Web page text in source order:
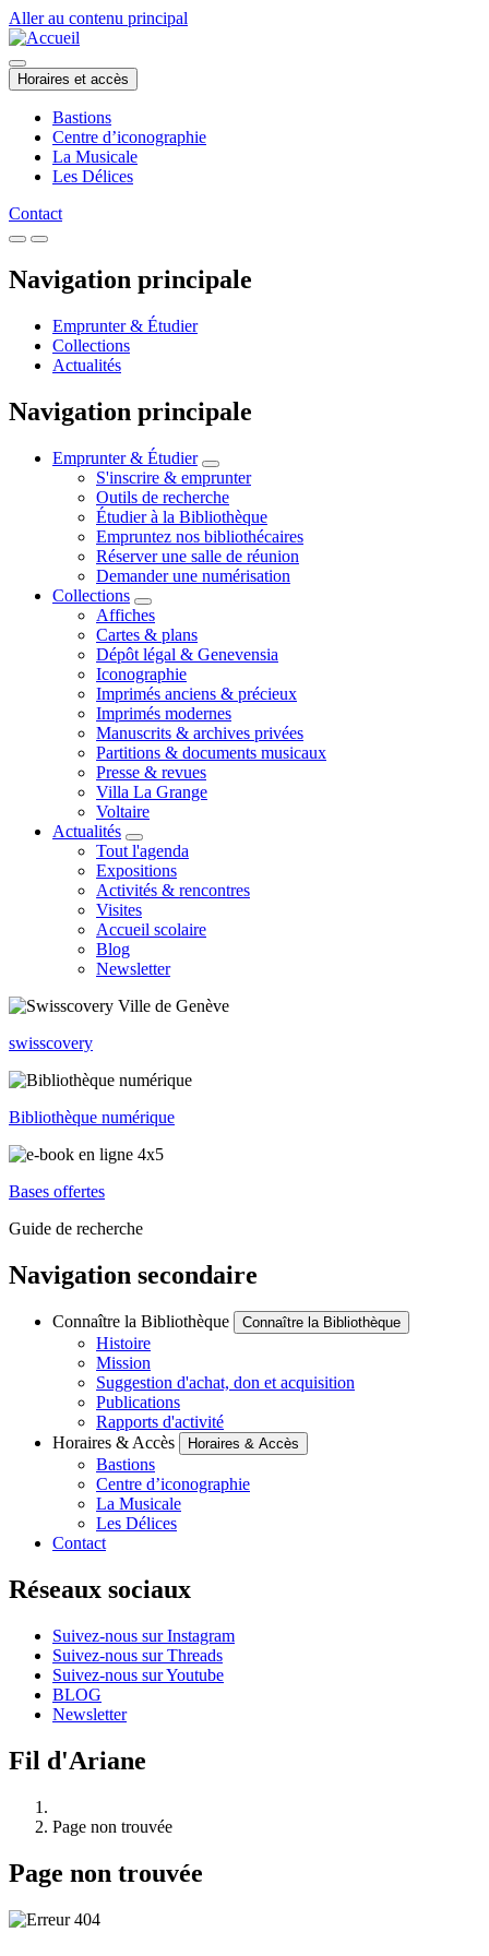
Aller au contenu principal
Horaires et accès
Bastions
Centre d’iconographie
La Musicale
Les Délices
Contact
Navigation principale
Emprunter & Étudier
Collections
Actualités
Navigation principale
Emprunter & Étudier
S'inscrire & emprunter
Outils de recherche
Étudier à la Bibliothèque
Empruntez nos bibliothécaires
Réserver une salle de réunion
Demander une numérisation
Collections
Affiches
Cartes & plans
Dépôt légal & Genevensia
Iconographie
Imprimés anciens & précieux
Imprimés modernes
Manuscrits & archives privées
Partitions & documents musicaux
Presse & revues
Villa La Grange
Voltaire
Actualités
Tout l'agenda
Expositions
Activités & rencontres
Visites
Accueil scolaire
Blog
Newsletter
swisscovery
Bibliothèque numérique
Bases offertes
Guide de recherche
Navigation secondaire
Connaître la Bibliothèque Connaître la Bibliothèque
Histoire
Mission
Suggestion d'achat, don et acquisition
Publications
Rapports d'activité
Horaires & Accès
Horaires & Accès
Bastions
Centre d’iconographie
La Musicale
Les Délices
Contact
Réseaux sociaux
Suivez-nous sur Instagram
Suivez-nous sur Threads
Suivez-nous sur Youtube
BLOG
Newsletter
Fil d'Ariane
Page non trouvée
Page non trouvée